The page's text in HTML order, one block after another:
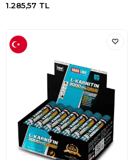
1.285,57 TL